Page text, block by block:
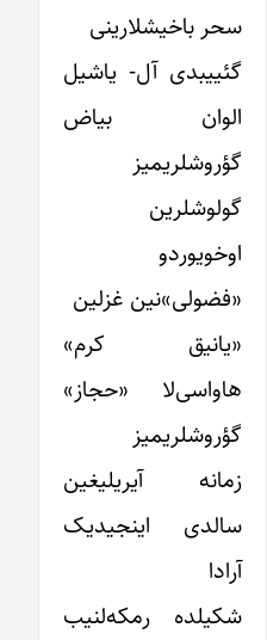
سحر باخیشلارینی
گئییبدی آل- یاشیل
الوان بیاض
گؤروشلریمیز
گولوشلرین
اوخویوردو
«فضولی»‌نین غزلین
«یانیق کرم»
هاواسی‌لا «حجاز»
گؤروشلریمیز
زمانه آیریلیغین
سالدی اینجیدیک
آرادا
شکیلده رمکه‌لنیب